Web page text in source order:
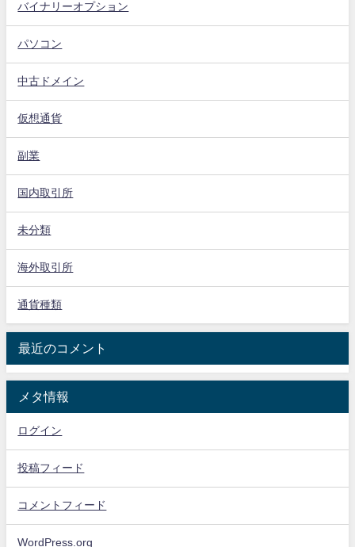
バイナリーオプション
パソコン
中古ドメイン
仮想通貨
副業
国内取引所
未分類
海外取引所
通貨種類
最近のコメント
メタ情報
ログイン
投稿フィード
コメントフィード
WordPress.org